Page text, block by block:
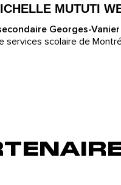
MUTUTI
Georges-Vanier
services scolaire de